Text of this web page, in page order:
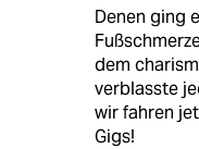
Denen ging
dem
verblasste
wir fahren
Gigs!